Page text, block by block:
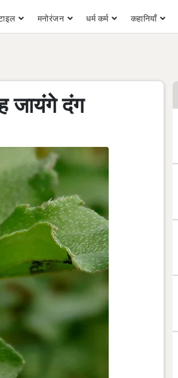
मनोरंजन धर्म कर्म कहानियाँ
जायंगे दंग